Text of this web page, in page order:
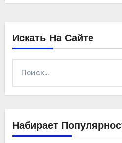
Искать На Сайте
Набирает